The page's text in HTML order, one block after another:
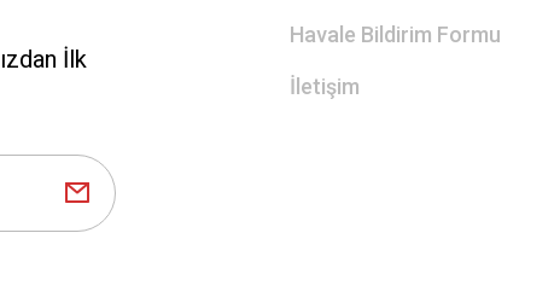
İlk
Havale Bildirim Formu
İletişim